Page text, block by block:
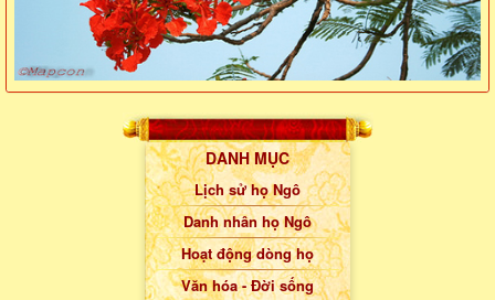
DANH MỤC
Lịch sử họ Ngô
Danh nhân họ Ngô
Hoạt động dòng họ
Văn hóa - Đời sống